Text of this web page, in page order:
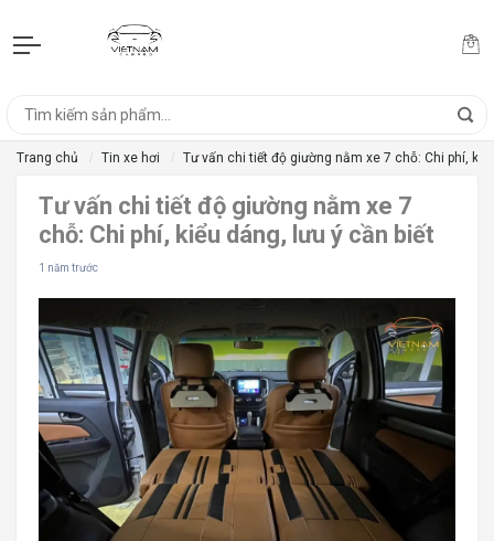
Trang chủ Tin xe hơi Tư vấn chi tiết độ giường nằm xe 7 chỗ: Chi phí,
Tư vấn chi tiết độ giường nằm xe 7
chỗ: Chi phí, kiểu dáng, lưu ý cần biết
1 năm trước